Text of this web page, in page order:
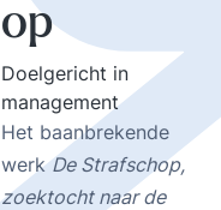
op
Doelgericht in
management
Het baanbrekende
werkDe Strafschop,
zoektocht naar de